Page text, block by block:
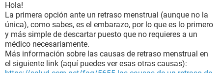
Hola!
La primera opción ante un retraso menstrual (aunque no la
única), como sabes, es el embarazo, por lo que es lo primero
y más simple de descartar puesto que no requieres a un
médico necesariamente.
Más información sobre las causas de retraso menstrual en
el siguiente link (aquí puedes ver esas otras causas):